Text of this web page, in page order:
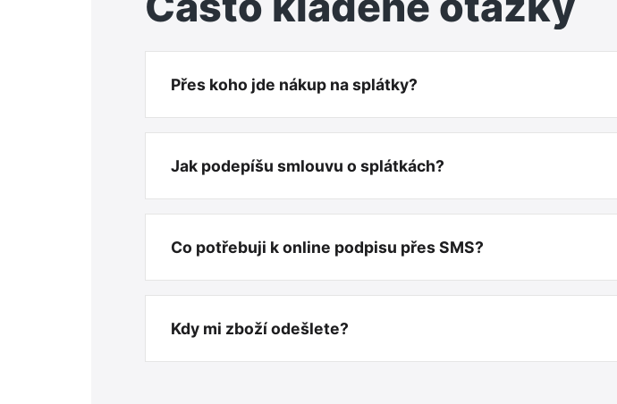
Přes koho jde nákup na splátky?
Jak podepíšu smlouvu o splátkách?
Co potřebuji k online podpisu přes SMS?
Kdy mi zboží odešlete?